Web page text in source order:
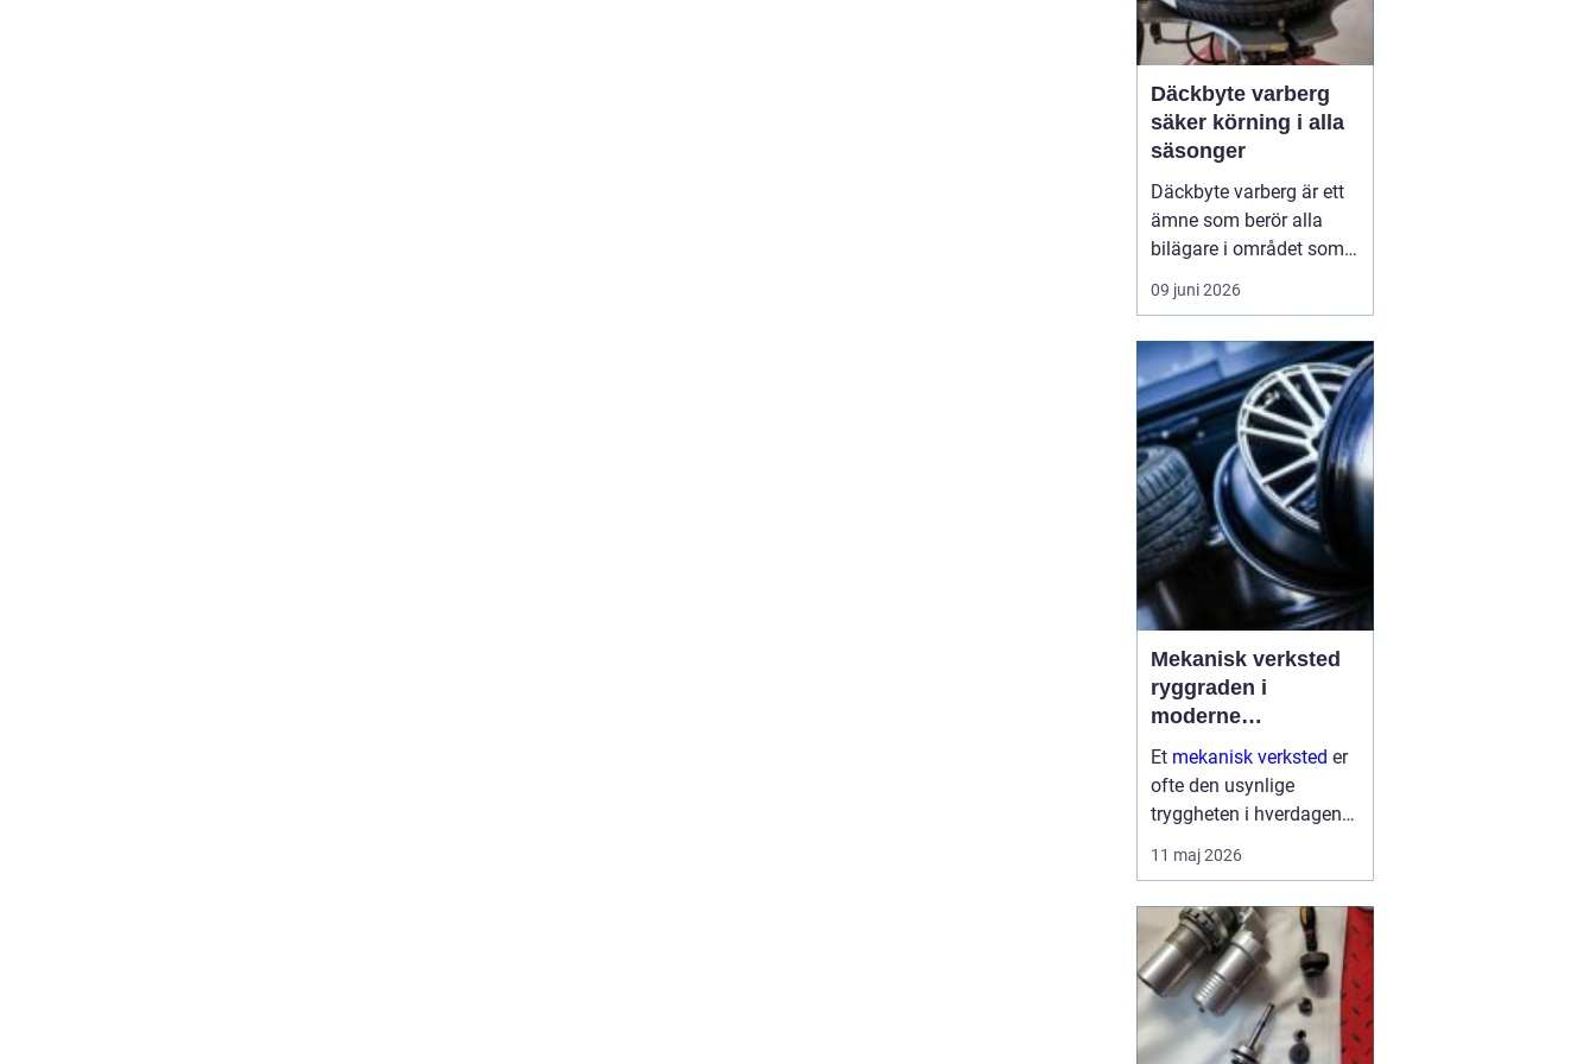
Däckbyte varberg
säker körning i alla
säsonger
Däckbyte varberg är ett
ämne som berör alla
bilägare i området som
vill köra säkert året om.
När vädret skiftar mellan
vintervägar och torra
sommarvägar behöver
däcken alltid vara
anpassade för
underlaget. Ett
genomtänkt däckby...
09 juni 2026
Mekanisk verksted
ryggraden i
moderne
maskinpark
Et mekanisk verksted er
ofte den usynlige
tryggheten i hverdagen
for både næringsliv og
privatpersoner. Når
produksjon stanser eller
en gravemaskin står fast
på et anlegg, er ve...
11 maj 2026